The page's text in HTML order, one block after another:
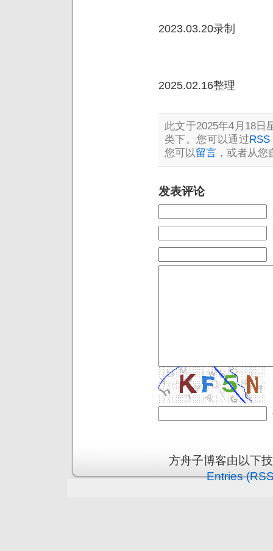
2023.03.20录制
2025.02.16整理
此文于2025年4月18日
类下。您可以通过RSS
您可以留言 ，或者从
发表评论
方舟子博客由以下
Entries